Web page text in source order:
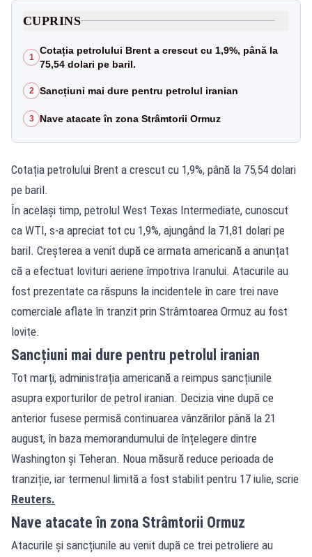
CUPRINS
1
Cotația petrolului Brent a crescut cu 1,9%, până la
75,54 dolari pe baril.
2 Sancțiuni mai dure pentru petrolul iranian
3 Nave atacate în zona Strâmtorii Ormuz
Cotația petrolului Brent a crescut cu 1,9%, până la 75,54 dolari
pe baril.
În același timp, petrolul West Texas Intermediate, cunoscut
ca WTI, s-a apreciat tot cu 1,9%, ajungând la 71,81 dolari pe
baril. Creșterea a venit după ce armata americană a anunțat
că a efectuat lovituri aeriene împotriva Iranului. Atacurile au
fost prezentate ca răspuns la incidentele în care trei nave
comerciale aflate în tranzit prin Strâmtoarea Ormuz au fost
lovite.
Sancțiuni mai dure pentru petrolul iranian
Tot marți, administrația americană a reimpus sancțiunile
asupra exporturilor de petrol iranian. Decizia vine după ce
anterior fusese permisă continuarea vânzărilor până la 21
august, în baza memorandumului de înțelegere dintre
Washington și Teheran. Noua măsură reduce perioada de
tranziție, iar termenul limită a fost stabilit pentru 17 iulie, scrie
Reuters.
Nave atacate în zona Strâmtorii Ormuz
Atacurile și sancțiunile au venit după ce trei petroliere au